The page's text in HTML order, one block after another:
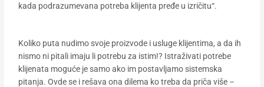
kada podrazumevana potreba klijenta pređe u izričitu“.
Koliko puta nudimo svoje proizvode i usluge klijentima, a da ih
nismo ni pitali imaju li potrebu za istim!? Istraživati potrebe
klijenata moguće je samo ako im postavljamo sistemska
pitanja. Ovde se i rešava ona dilema ko treba da priča više –